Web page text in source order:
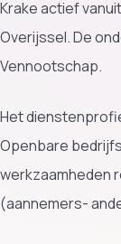
Krake actief
Overijssel. De
Vennootschap.
Het
Openbare
werkzaamheden
(aannemers-